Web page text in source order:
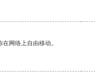
网络上自由移动。